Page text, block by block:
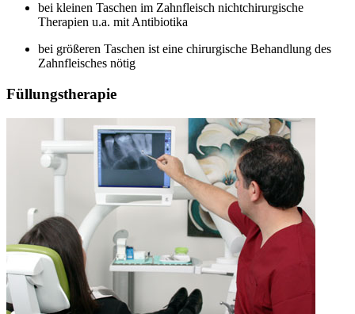
bei kleinen Taschen im Zahnfleisch nichtchirurgische
Therapien u.a. mit Antibiotika
bei größeren Taschen ist eine chirurgische Behandlung des
Zahnfleisches nötig
Füllungstherapie